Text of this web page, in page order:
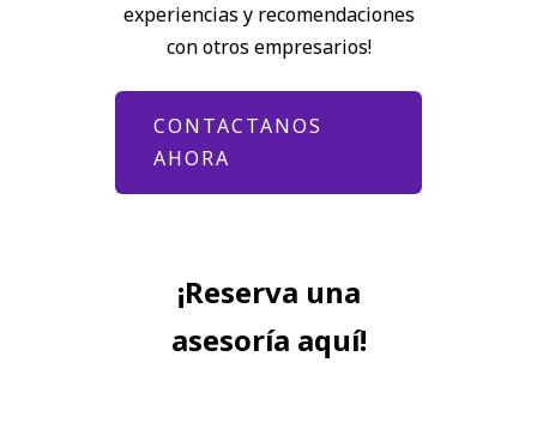
experiencias y recomendaciones
con otros empresarios!
CONTACTANOS
AHORA
¡Reserva una
asesoría aquí!